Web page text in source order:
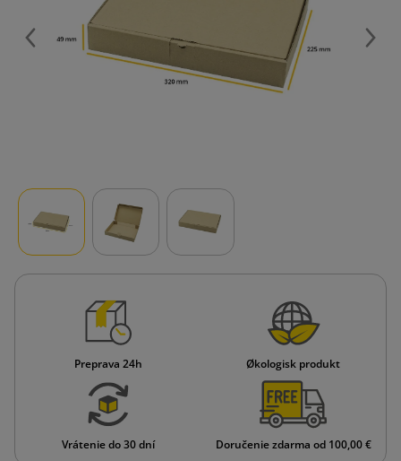
Späť Ďalej
Preprava 24h Økologisk produkt
Vrátenie do 30 dní Doručenie zdarma od 100,00 €